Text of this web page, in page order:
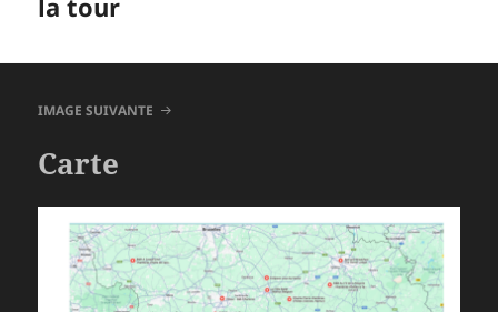
la tour
IMAGE SUIVANTE
Carte